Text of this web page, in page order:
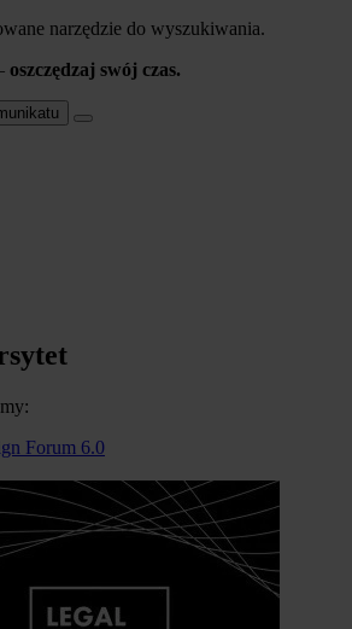
narzędzie do wyszukiwania.
oszczędzaj swój czas.
Forum 6.0